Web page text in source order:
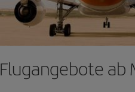
Flugangebote ab